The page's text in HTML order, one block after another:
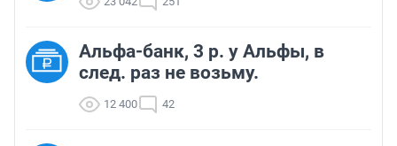
Альфа-банк, 3 р. у Альфы, в
след. раз не возьму.
12 400 42